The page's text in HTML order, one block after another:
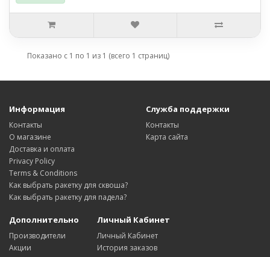
Показано с 1 по 1 из 1 (всего 1 страниц)
Информация
Контакты
О магазине
Доставка и оплата
Privacy Policy
Terms & Conditions
Как выбрать ракетку для сквоша?
Как выбрать ракетку для падела?
Служба поддержки
Контакты
Карта сайта
Дополнительно
Производители
Акции
Личный Кабинет
Личный Кабинет
История заказов